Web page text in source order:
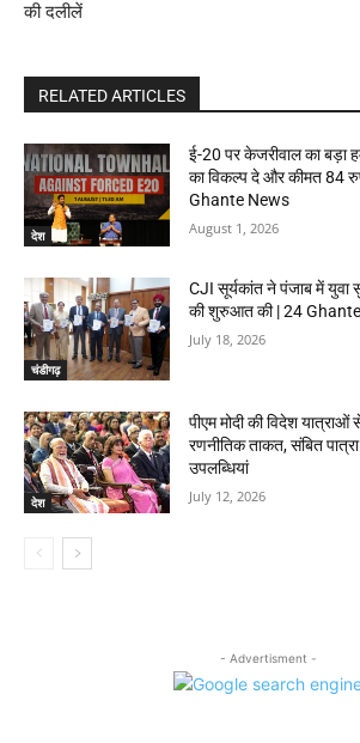
की दलीलें
RELATED ARTICLES
देश
ई-20 पर केजरीवाल का बड़ा
का विकल्प दे और कीमत 84
Ghante News
August 1, 2026
चंडीगढ़
CJI सूर्यकांत ने पंजाब में युवा
की शुरुआत की | 24
July 18, 2026
देश
पीएम मोदी की विदेश यात्राओं
रणनीतिक ताकत, संबित
उपलब्धियां
July 12, 2026
- Advertisment -